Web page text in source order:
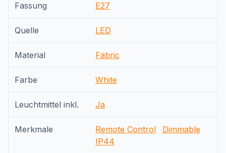
Fassung E27
Quelle LED
Material Fabric
Farbe White
Leuchtmittel inkl. Ja
Merkmale Remote Control
Dimmable
IP44